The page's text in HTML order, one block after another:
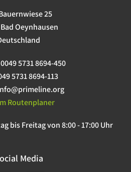
25
Oeynhausen
0049 5731 8694-450
5731 8694-113
Routenplaner
bis Freitag von 8:00 - 17:00 Uhr
Media